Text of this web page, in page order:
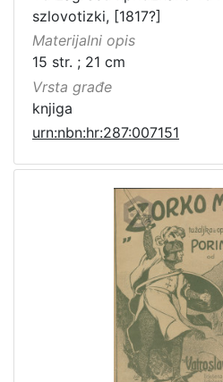
szlovotizki, [1817?]
Materijalni opis
15 str. ; 21 cm
Vrsta građe
knjiga
urn:nbn:hr:287:007151